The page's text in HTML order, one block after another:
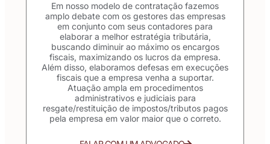
Em nosso modelo de contratação fazemos
amplo debate com os gestores das empresas
em conjunto com seus contadores para
elaborar a melhor estratégia tributária,
buscando diminuir ao máximo os encargos
fiscais, maximizando os lucros da empresa.
Além disso, elaboramos defesas em execuções
fiscais que a empresa venha a suportar.
Atuação ampla em procedimentos
administrativos e judiciais para
resgate/restituição de impostos/tributos pagos
pela empresa em valor maior que o correto.